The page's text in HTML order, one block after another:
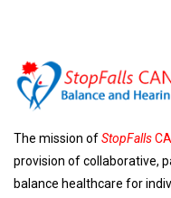
The mission ofStopFalls
provision of collaborative,
balance healthcare for